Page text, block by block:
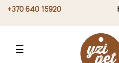
+370 640 15920
Toggle
☰